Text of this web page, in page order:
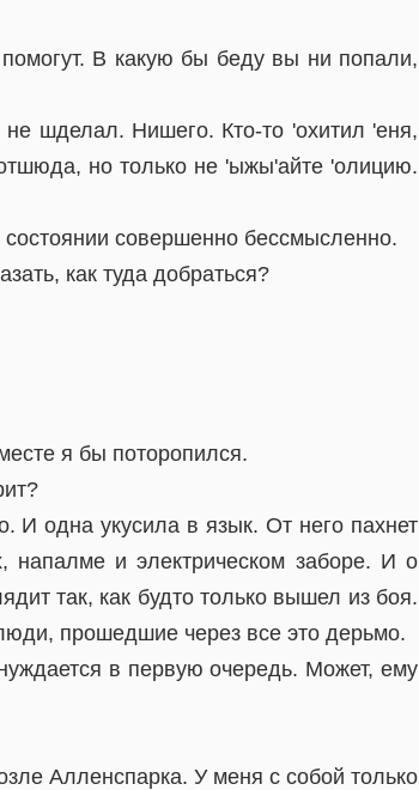
В какую бы беду вы ни попали,
шделал. Нишего. Кто-то 'охитил 'еня,
но только не 'ыжы'айте 'олицию.
совершенно бессмысленно.
как туда добраться?
я бы поторопился.
И одна укусила в язык. От него пахнет
напалме и электрическом заборе. И о
так, как будто только вышел из боя.
прошедшие через все это дерьмо.
в первую очередь. Может, ему
Алленспарка. У меня с собой только